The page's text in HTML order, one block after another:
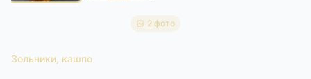
2 фото
Зольники, кашпо